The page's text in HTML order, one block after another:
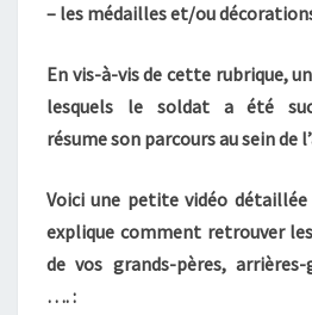
– les médailles et/ou
En vis-à-vis de cette rubrique,
lesquels le soldat a été
résume son parcours au sein de
Voici une petite vidéo détaillée
explique comment retrouver
de vos grands-pères, arrières-
…. :